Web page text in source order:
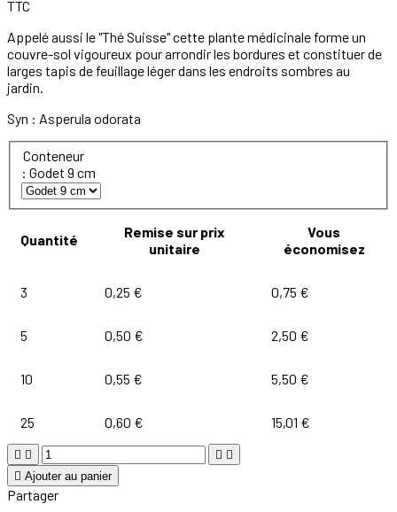
TTC
Appelé aussi le "Thé Suisse" cette plante médicinale forme un
couvre-sol vigoureux pour arrondir les bordures et constituer de
larges tapis de feuillage léger dans les endroits sombres au
jardin.
Syn : Asperula odorata
Conteneur
: Godet 9 cm
Quantité
Remise sur prix
unitaire
Vous
économisez
3 0,25 € 0,75 €
5 0,50 € 2,50 €
10 0,55 € 5,50 €
25 0,60 € 15,01 €
   
 Ajouter au panier
Partager